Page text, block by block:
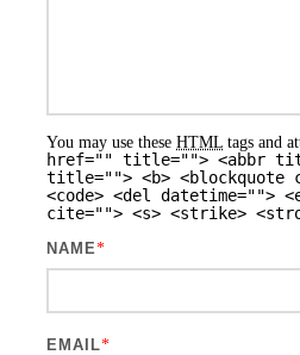
You may use these HTML tags and
href="" title=""> <abbr
title=""> <b> <blockquote
<code> <del datetime="">
cite=""> <s> <strike>
NAME*
EMAIL*